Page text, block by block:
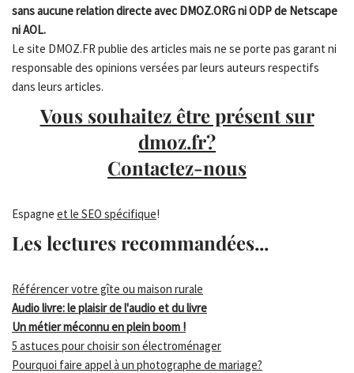
sans aucune relation directe avec DMOZ.ORG ni ODP de Netscape
ni AOL.
Le site DMOZ.FR publie des articles mais ne se porte pas garant ni
responsable des opinions versées par leurs auteurs respectifs
dans leurs articles.
Vous souhaitez être présent sur
dmoz.fr?
Contactez-nous
Espagne et le SEO spécifique!
Les lectures recommandées...
Référencer votre gîte ou maison rurale
Audio livre: le plaisir de l'audio et du livre
Un métier méconnu en plein boom !
5 astuces pour choisir son électroménager
Pourquoi faire appel à un photographe de mariage?